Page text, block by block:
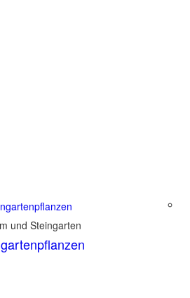
und Steingarten